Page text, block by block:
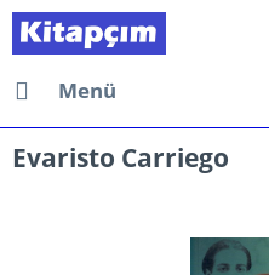
Menü
Evaristo Carriego